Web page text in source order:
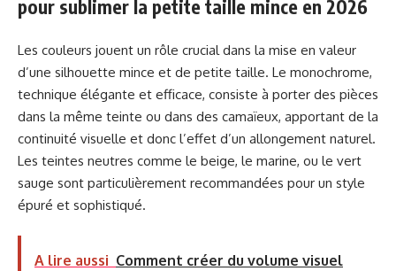
pour sublimer la petite taille mince en 2026
Les couleurs jouent un rôle crucial dans la mise en valeur
d’une silhouette mince et de petite taille. Le monochrome,
technique élégante et efficace, consiste à porter des pièces
dans la même teinte ou dans des camaïeux, apportant de la
continuité visuelle et donc l’effet d’un allongement naturel.
Les teintes neutres comme le beige, le marine, ou le vert
sauge sont particulièrement recommandées pour un style
épuré et sophistiqué.
A lire aussi Comment créer du volume visuel